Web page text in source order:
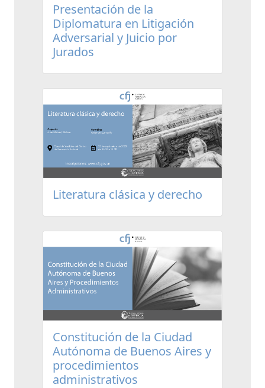
Presentación de la
Diplomatura en Litigación
Adversarial y Juicio por
Jurados
Literatura clásica y derecho
Constitución de la Ciudad
Autónoma de Buenos Aires y
procedimientos
administrativos